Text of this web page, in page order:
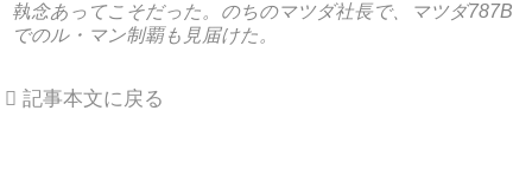
執念あってこそだった。のちのマツダ社長で、マツダ787B
でのル・マン制覇も見届けた。
記事本文に戻る